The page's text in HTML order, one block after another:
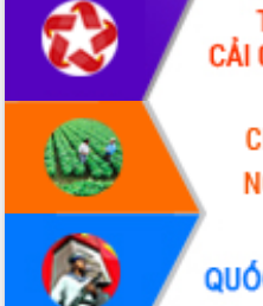
ALBUM ẢNH
LIÊN KẾT WEB